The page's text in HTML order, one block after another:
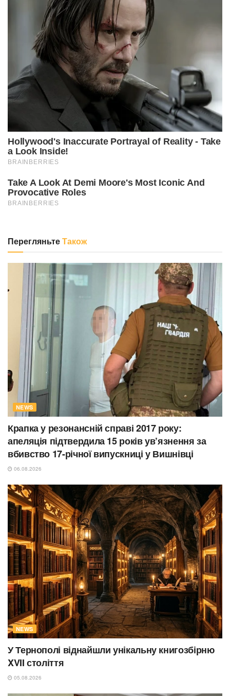
ПерегляньтеТакож
NEWS
Крапка у резонансній справі 2017 року:
апеляція підтвердила 15 років ув’язнення за
вбивство 17-річної випускниці у Вишнівці
06.08.2026
NEWS
У Тернополі віднайшли унікальну книгозбірню
XVII століття
05.08.2026